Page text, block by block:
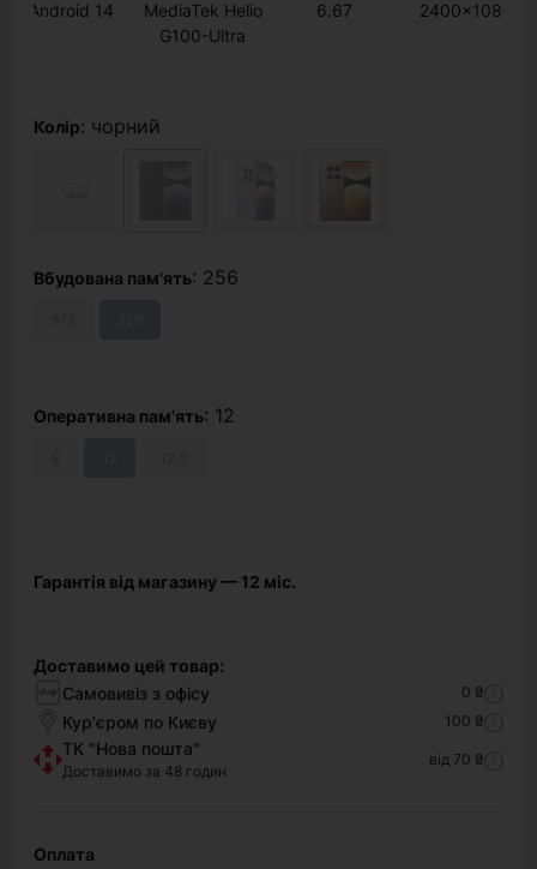
Android 14
MediaTek Helio
G100-Ultra
6.67 2400x1080
Колір: чорний
Вбудована пам'ять: 256
Оперативна пам'ять: 12
Гарантія від магазину — 12 міс.
Доставимо цей товар:
Самовивіз з офісу
0 ₴
Кур'єром по Києву 100 ₴
ТК "Нова пошта"
Доставимо за 48 годин
від 70 ₴
Оплата